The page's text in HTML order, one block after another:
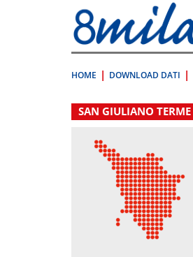
direttamente
a:
Contenuto
HOME DOWNLOAD DATI
.
SAN GIULIANO TERME